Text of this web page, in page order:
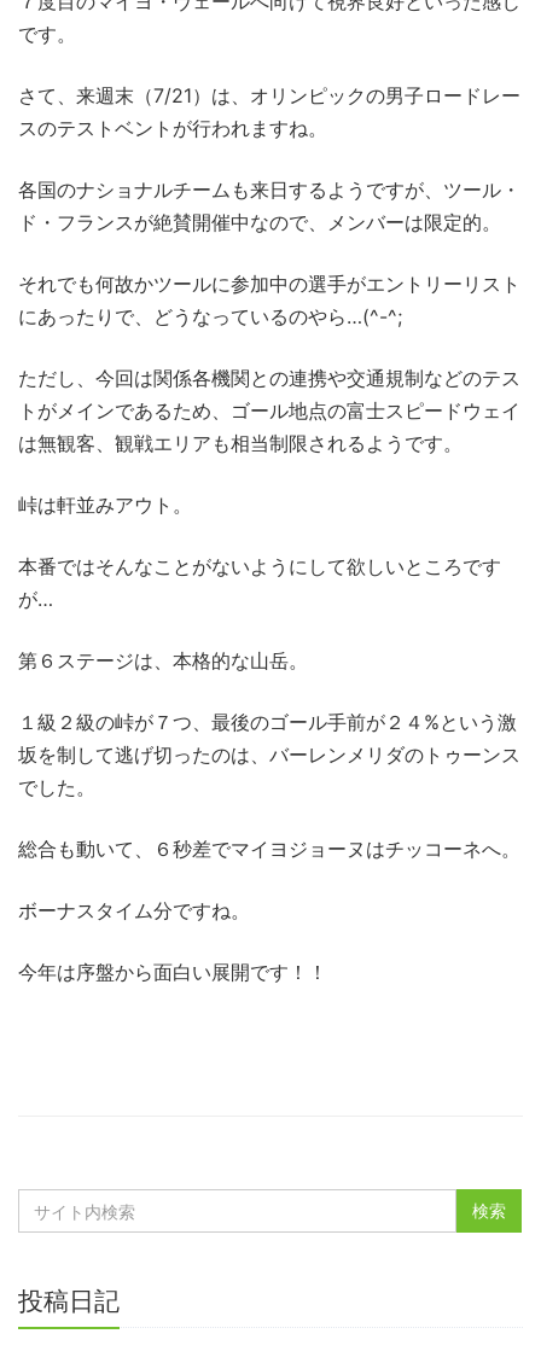
です。
さて、来週末（7/21）は、オリンピックの男子ロードレー
スのテストベントが行われますね。
各国のナショナルチームも来日するようですが、ツール・
ド・フランスが絶賛開催中なので、メンバーは限定的。
それでも何故かツールに参加中の選手がエントリーリスト
にあったりで、どうなっているのやら…(^-^;
ただし、今回は関係各機関との連携や交通規制などのテス
トがメインであるため、ゴール地点の富士スピードウェイ
は無観客、観戦エリアも相当制限されるようです。
峠は軒並みアウト。
本番ではそんなことがないようにして欲しいところです
が…
第６ステージは、本格的な山岳。
１級２級の峠が７つ、最後のゴール手前が２４%という激
坂を制して逃げ切ったのは、バーレンメリダのトゥーンス
でした。
総合も動いて、６秒差でマイヨジョーヌはチッコーネへ。
ボーナスタイム分ですね。
今年は序盤から面白い展開です！！
投稿日記